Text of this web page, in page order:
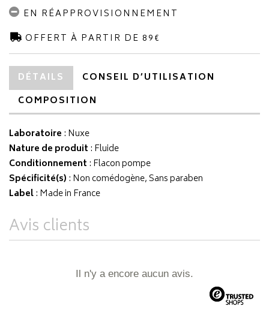
EN RÉAPPROVISIONNEMENT
OFFERT À PARTIR DE 89€
DÉTAILS
CONSEIL D’UTILISATION
COMPOSITION
Laboratoire : Nuxe
Nature de produit : Fluide
Conditionnement : Flacon pompe
Spécificité(s) : Non comédogène, Sans paraben
Label: Made in France
Avis clients
Il n'y a encore aucun avis.